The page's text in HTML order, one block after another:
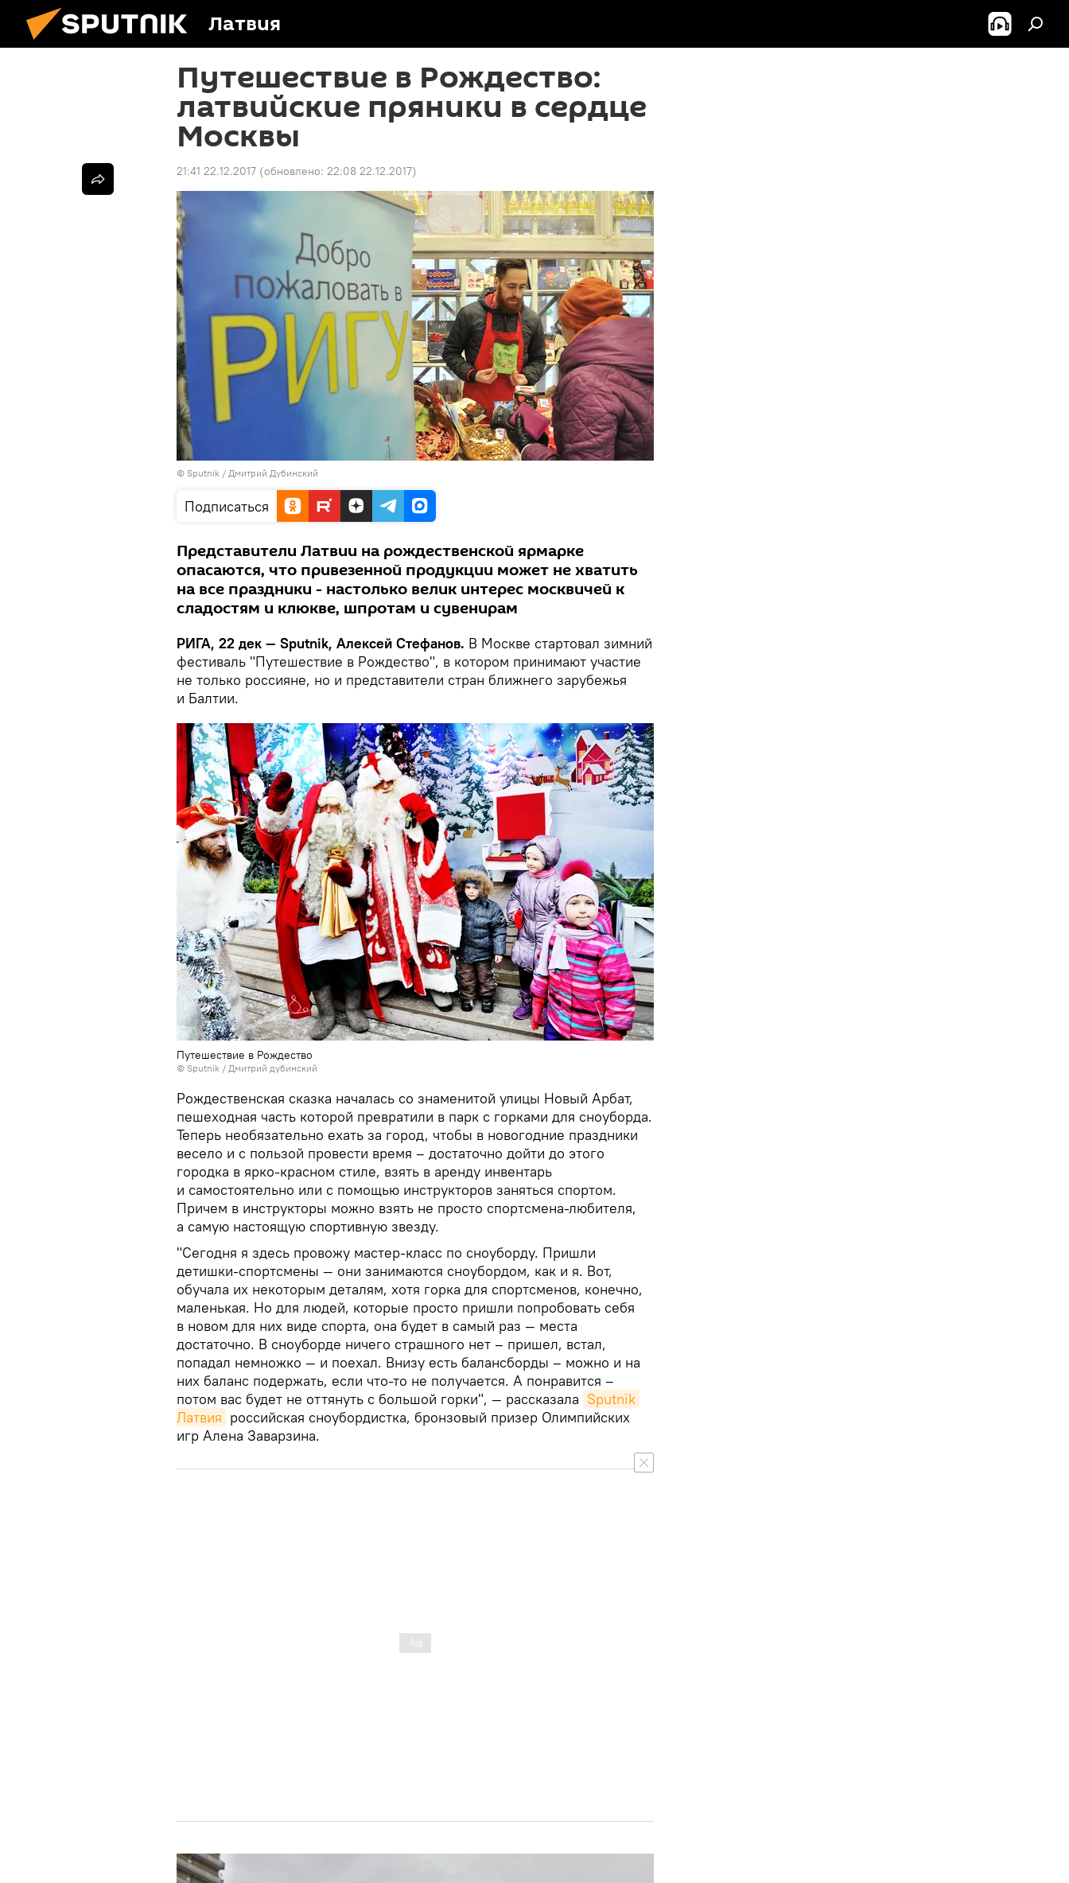
Латвия
Путешествие в Рождество:
латвийские пряники в сердце
Москвы
21:41 22.12.2017 (обновлено: 22:08 22.12.2017)
© Sputnik / Дмитрий Дубинский
Подписаться
Представители Латвии на рождественской ярмарке
опасаются, что привезенной продукции может не хватить
на все праздники - настолько велик интерес москвичей к
сладостям и клюкве, шпротам и сувенирам
РИГА, 22 дек — Sputnik, Алексей Стефанов. В Москве стартовал зимний
фестиваль "Путешествие в Рождество", в котором принимают участие
не только россияне, но и представители стран ближнего зарубежья
и Балтии.
Путешествие в Рождество
© Sputnik / Дмитрий дубинский
Рождественская сказка началась со знаменитой улицы Новый Арбат,
пешеходная часть которой превратили в парк с горками для сноуборда.
Теперь необязательно ехать за город, чтобы в новогодние праздники
весело и с пользой провести время – достаточно дойти до этого
городка в ярко-красном стиле, взять в аренду инвентарь
и самостоятельно или с помощью инструкторов заняться спортом.
Причем в инструкторы можно взять не просто спортсмена-любителя,
а самую настоящую спортивную звезду.
"Сегодня я здесь провожу мастер-класс по сноуборду. Пришли
детишки-спортсмены — они занимаются сноубордом, как и я. Вот,
обучала их некоторым деталям, хотя горка для спортсменов, конечно,
маленькая. Но для людей, которые просто пришли попробовать себя
в новом для них виде спорта, она будет в самый раз — места
достаточно. В сноуборде ничего страшного нет – пришел, встал,
попадал немножко — и поехал. Внизу есть балансборды – можно и на
них баланс подержать, если что-то не получается. А понравится –
потом вас будет не оттянуть с большой горки", — рассказала Sputnik
Латвия российская сноубордистка, бронзовый призер Олимпийских
игр Алена Заварзина.